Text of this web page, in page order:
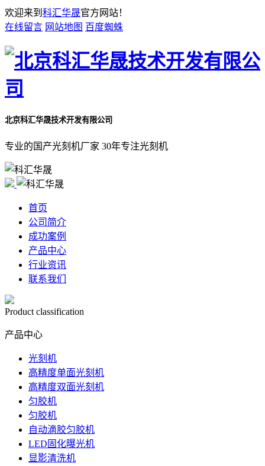
欢迎来到 科汇华晟官方网站！
在线留言 网站地图 百度蜘蛛
北京科汇华晟技术开发有限公司
专业的国产光刻机厂家 30年专注光刻机
首页
公司简介
成功案例
产品中心
行业资讯
联系我们
Product classification
产品中心
光刻机
高精度单面光刻机
高精度双面光刻机
匀胶机
匀胶机
自动滴胶匀胶机
LED固化曝光机
显影清洗机